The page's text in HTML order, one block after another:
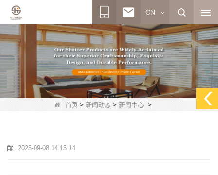
CN
首页 > 新闻动态 > 新闻中心 >
2025-09-08 14:15:14